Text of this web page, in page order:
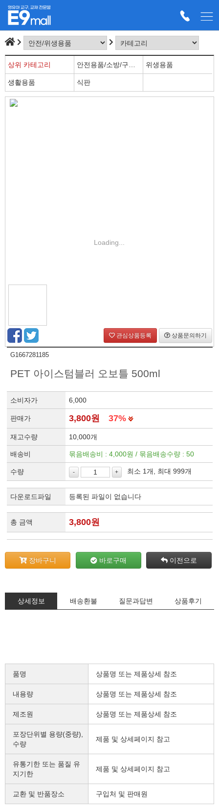
상위 카테고리 안전용품/소방/구급용품 위생용품
생활용품 식판
Loading...
관심상품등록 상품문의하기
G1667281185
PET 아이스텀블러 오보틀 500ml
소비자가 6,000
판매가 3,800원 37%
재고수량 10,000개
배송비 묶음배송비 : 4,000원 / 묶음배송수량 : 50
수량 - + 최소 1개, 최대 999개
다운로드파일 등록된 파일이 없습니다
총 금액 3,800원
장바구니 바로구매 이전으로
상세정보 배송환불 질문과답변 상품후기
품명 상품명 또는 제품상세 참조
내용량 상품명 또는 제품상세 참조
제조원 ​상품명 또는 제품상세 참조​
포장단위별 용량(중량),
수량
제품 및 상세페이지 참고
유통기한 또는 품질 유
지기한
​제품 및 상세페이지 참고​
교환 및 반품장소 구입처 및 판매원